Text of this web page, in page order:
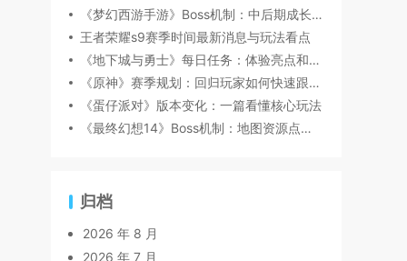
《梦幻西游手游》Boss机制：中后期成长目标怎么定
王者荣耀s9赛季时间最新消息与玩法看点
《地下城与勇士》每日任务：体验亮点和上手建议
《原神》赛季规划：回归玩家如何快速跟上节奏
《蛋仔派对》版本变化：一篇看懂核心玩法
《最终幻想14》Boss机制：地图资源点如何规划
归档
2026 年 8 月
2026 年 7 月